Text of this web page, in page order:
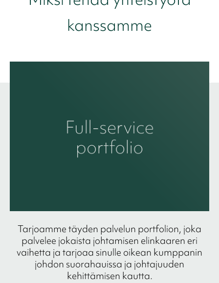
kanssamme
Tarjoamme täyden palvelun portfolion, joka
palvelee jokaista johtamisen elinkaaren eri
vaihetta ja tarjoaa sinulle oikean kumppanin
johdon suorahauissa ja johtajuuden
kehittämisen kautta.